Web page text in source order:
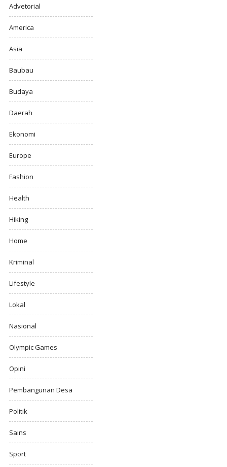
Advetorial
America
Asia
Baubau
Budaya
Daerah
Ekonomi
Europe
Fashion
Health
Hiking
Home
Kriminal
Lifestyle
Lokal
Nasional
Olympic Games
Opini
Pembangunan Desa
Politik
Sains
Sport